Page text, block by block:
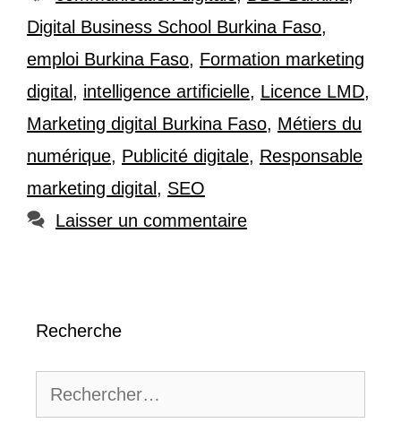
Digital Business School Burkina Faso,
emploi Burkina Faso, Formation marketing
digital, intelligence artificielle, Licence LMD,
Marketing digital Burkina Faso, Métiers du
numérique, Publicité digitale, Responsable
marketing digital, SEO
Laisser un commentaire
Recherche